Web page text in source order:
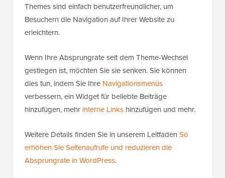
Themes sind einfach benutzerfreundlicher, um
Besuchern die Navigation auf Ihrer Website zu
erleichtern.
Wenn Ihre Absprungrate seit dem Theme-Wechsel
gestiegen ist, möchten Sie sie senken. Sie können
dies tun, indem Sie Ihre Navigationsmenüs
verbessern, ein Widget für beliebte Beiträge
hinzufügen, mehr interne Links hinzufügen und mehr.
Weitere Details finden Sie in unserem Leitfaden So
erhöhen Sie Seitenaufrufe und reduzieren die
Absprungrate in WordPress.